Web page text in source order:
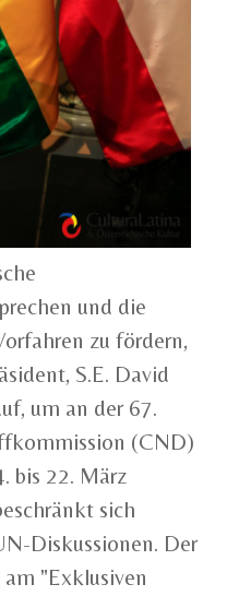
und die
zu fördern,
S.E. David
um an der 67.
(CND)
bis 22. März
sich
Diskussionen. Der
"Exklusiven